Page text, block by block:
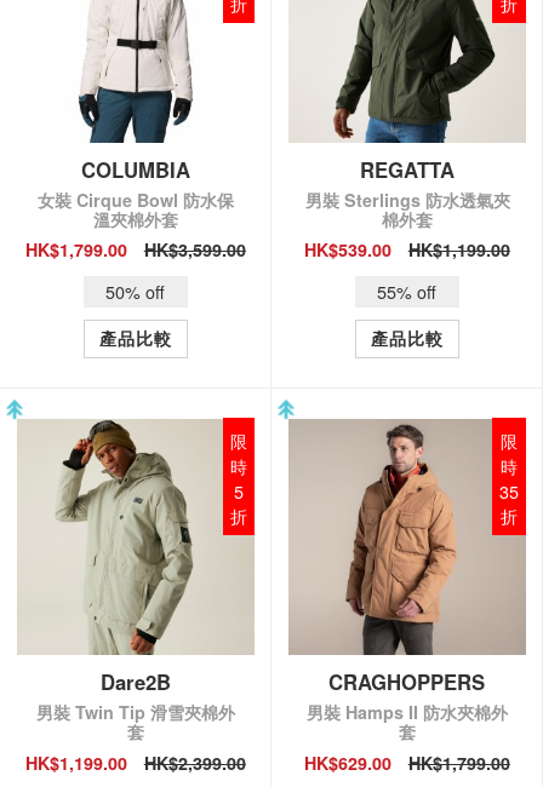
QUICK VIEW
COLUMBIA
女裝 Cirque Bowl 防水保
溫夾棉外套
HK$1,799.00
HK$3,599.00
50% off
產品比較
QUICK VIEW
REGATTA
男裝 Sterlings 防水透氣夾
棉外套
HK$539.00
HK$1,199.00
55% off
產品比較
QUICK VIEW
Dare2B
男裝 Twin Tip 滑雪夾棉外
套
HK$1,199.00
HK$2,399.00
限
時
5
折
QUICK VIEW
CRAGHOPPERS
男裝 Hamps II 防水夾棉外
套
HK$629.00
HK$1,799.00
限
時
35
折